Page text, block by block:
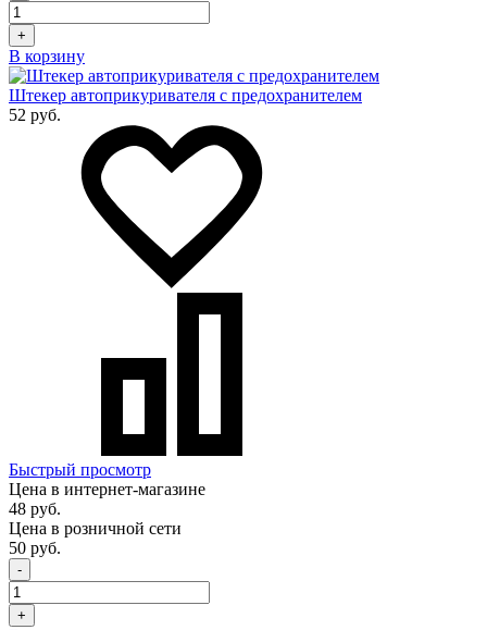
+
В корзину
Штекер автоприкуривателя с предохранителем
52 руб.
Быстрый просмотр
Цена в интернет-магазине
48 руб.
Цена в розничной сети
50 руб.
-
+